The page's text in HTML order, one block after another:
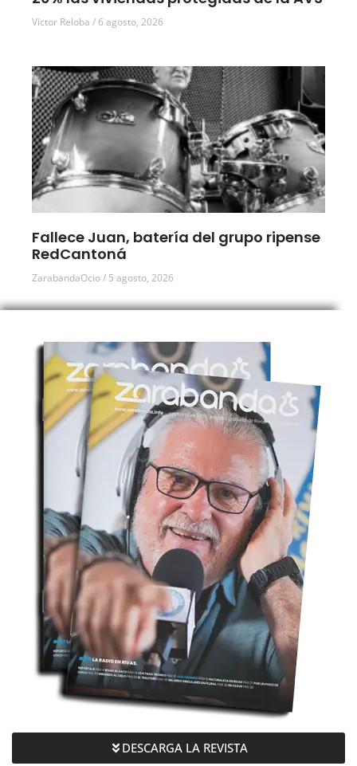
Víctor Reloba 6 agosto, 2026
Fallece Juan, batería del grupo ripense
RedCantoná
ZarabandaOcio 5 agosto, 2026
DESCARGA LA REVISTA